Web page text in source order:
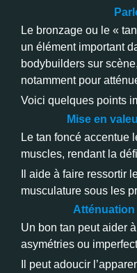
Le bronzage ou le «
un élément important
bodybuilders sur
notamment pour
Voici quelques points
Mise en
Le tan foncé accentue
muscles, rendant la
Il aide à faire ressortir
musculature sous les
Un bon tan peut aider
asymétries ou
Il peut adoucir